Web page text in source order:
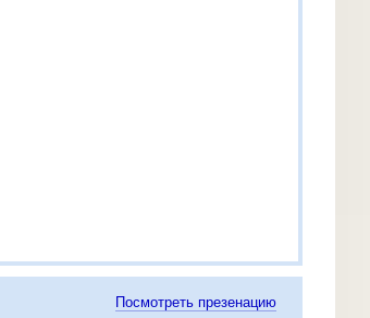
Посмотреть презенацию